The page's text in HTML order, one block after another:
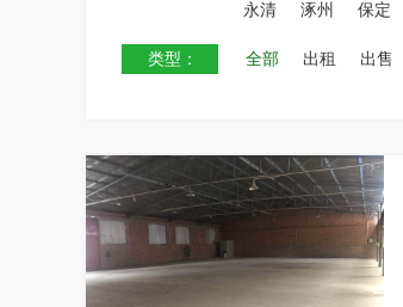
永清 涿州 保定
类型： 全部 出租 出售